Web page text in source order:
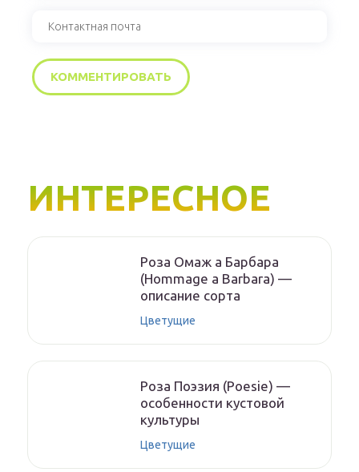
ИНТЕРЕСНОЕ
Роза Омаж а Барбара
(Hommage a Barbara) —
описание сорта
Цветущие
Роза Поэзия (Poesie) —
особенности кустовой
культуры
Цветущие